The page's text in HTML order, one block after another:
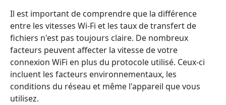
Il est important de comprendre que la différence
entre les vitesses Wi-Fi et les taux de transfert de
fichiers n'est pas toujours claire. De nombreux
facteurs peuvent affecter la vitesse de votre
connexion WiFi en plus du protocole utilisé. Ceux-ci
incluent les facteurs environnementaux, les
conditions du réseau et même l'appareil que vous
utilisez.